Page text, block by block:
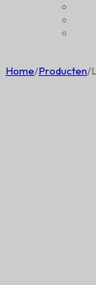
Home/Producten/